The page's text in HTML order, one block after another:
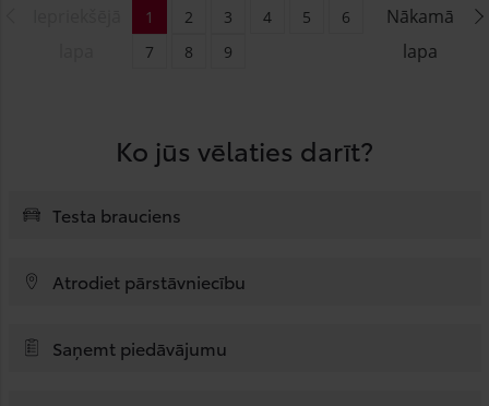
Nākamā
lapa
1 2 3 4 5
6
7
8 9
Ko jūs vēlaties darīt?
Testa brauciens
Atrodiet pārstāvniecību
Saņemt piedāvājumu